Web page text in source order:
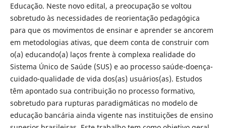
Educação. Neste novo edital, a preocupação se voltou
sobretudo às necessidades de reorientação pedagógica
para que os movimentos de ensinar e aprender se ancorem
em metodologias ativas, que deem conta de construir com
o(a) educando(a) laços frente à complexa realidade do
Sistema Único de Saúde (SUS) e ao processo saúde-doença-
cuidado-qualidade de vida dos(as) usuários(as). Estudos
têm apontado sua contribuição no processo formativo,
sobretudo para rupturas paradigmáticas no modelo de
educação bancária ainda vigente nas instituições de ensino